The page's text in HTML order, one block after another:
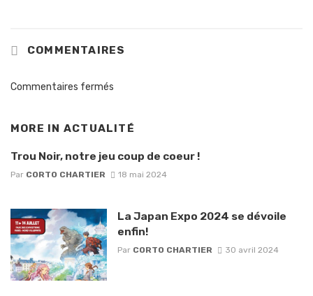
COMMENTAIRES
Commentaires fermés
MORE IN ACTUALITÉ
Trou Noir, notre jeu coup de coeur !
Par CORTO CHARTIER 18 mai 2024
La Japan Expo 2024 se dévoile
enfin!
Par CORTO CHARTIER 30 avril 2024